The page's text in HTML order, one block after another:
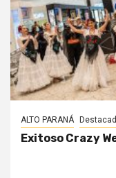
ALTO PARANÁ
Exitoso Crazy